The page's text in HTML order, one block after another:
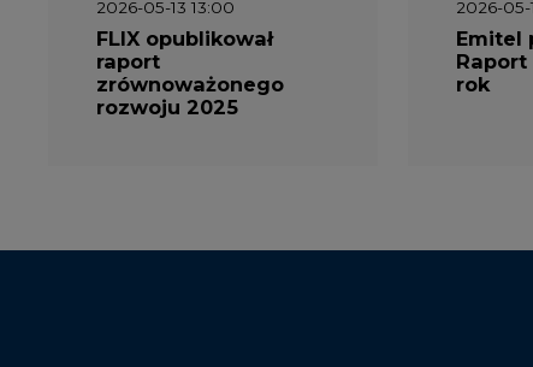
2026-05-13 13:00
FLIX opublikował
raport
zrównoważonego
rozwoju 2025
2026-05-
Emitel
Raport
rok